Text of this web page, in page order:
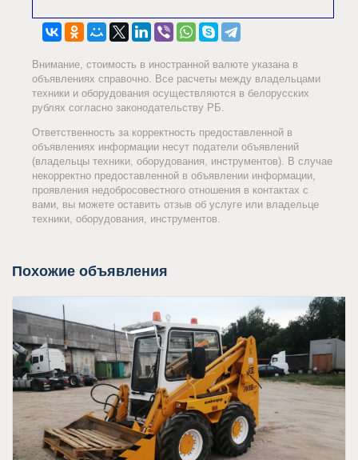
Внимание, стоимость в иностранной валюте указана в
объявлениях справочно. Все расчеты между владельцами
техники и оборудования осуществляются в белорусских
рублях согласно законодательству РБ.
Ответственность за корректность предоставленной в
объявлениях информации несут податели объявлений
(владельцы техники, оборудования, инструментов). В случае
некорректно предоставленной в объявлении информации,
проявления недобросовестного отношения в контактах с
вами, вы можете оставить отзыв об услуге или владельце
техники, оборудования, инструментов.
Похожие объявления